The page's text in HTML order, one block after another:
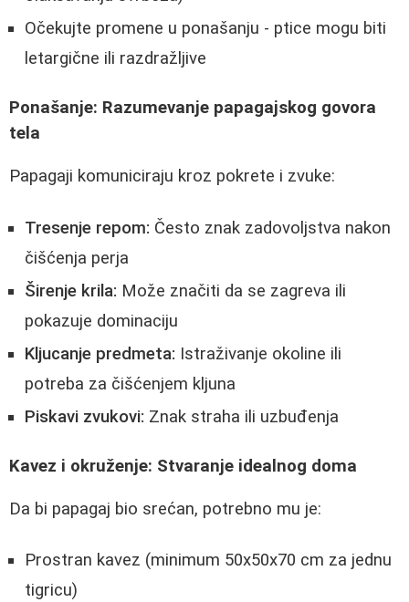
Očekujte promene u ponašanju - ptice mogu biti
letargične ili razdražljive
Ponašanje: Razumevanje papagajskog govora
tela
Papagaji komuniciraju kroz pokrete i zvuke:
Tresenje repom: Često znak zadovoljstva nakon
čišćenja perja
Širenje krila: Može značiti da se zagreva ili
pokazuje dominaciju
Kljucanje predmeta: Istraživanje okoline ili
potreba za čišćenjem kljuna
Piskavi zvukovi: Znak straha ili uzbuđenja
Kavez i okruženje: Stvaranje idealnog doma
Da bi papagaj bio srećan, potrebno mu je:
Prostran kavez (minimum 50x50x70 cm za jednu
tigricu)